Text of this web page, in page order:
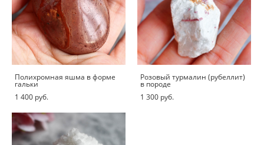
Полихромная яшма в форме
гальки
1 400 pуб.
Розовый турмалин (рубеллит)
в породе
1 300 pуб.